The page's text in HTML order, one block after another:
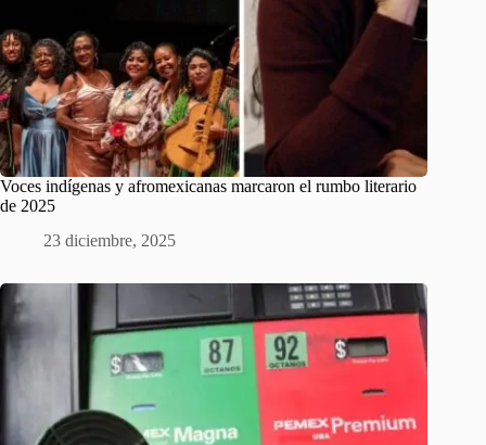
Voces indígenas y afromexicanas marcaron el rumbo literario
de 2025
23 diciembre, 2025